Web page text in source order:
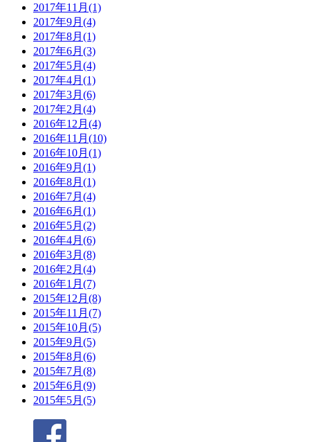
2017年11月(1)
2017年9月(4)
2017年8月(1)
2017年6月(3)
2017年5月(4)
2017年4月(1)
2017年3月(6)
2017年2月(4)
2016年12月(4)
2016年11月(10)
2016年10月(1)
2016年9月(1)
2016年8月(1)
2016年7月(4)
2016年6月(1)
2016年5月(2)
2016年4月(6)
2016年3月(8)
2016年2月(4)
2016年1月(7)
2015年12月(8)
2015年11月(7)
2015年10月(5)
2015年9月(5)
2015年8月(6)
2015年7月(8)
2015年6月(9)
2015年5月(5)